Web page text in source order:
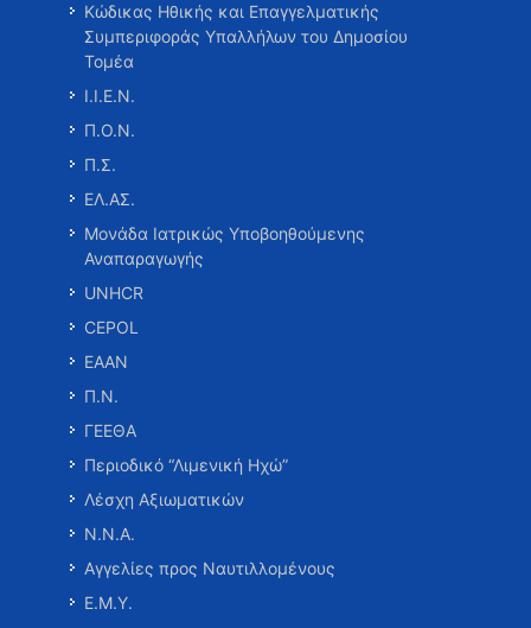
Κώδικας Ηθικής και Επαγγελματικής
Συμπεριφοράς Υπαλλήλων του Δημοσίου
Τομέα
Ι.Ι.Ε.Ν.
Π.Ο.Ν.
Π.Σ.
ΕΛ.ΑΣ.
Μονάδα Ιατρικώς Υποβοηθούμενης
Αναπαραγωγής
UNHCR
CEPOL
ΕΑΑΝ
Π.Ν.
ΓΕΕΘΑ
Περιοδικό “Λιμενική Ηχώ”
Λέσχη Αξιωματικών
Ν.Ν.Α.
Αγγελίες προς Ναυτιλλομένους
Ε.Μ.Υ.